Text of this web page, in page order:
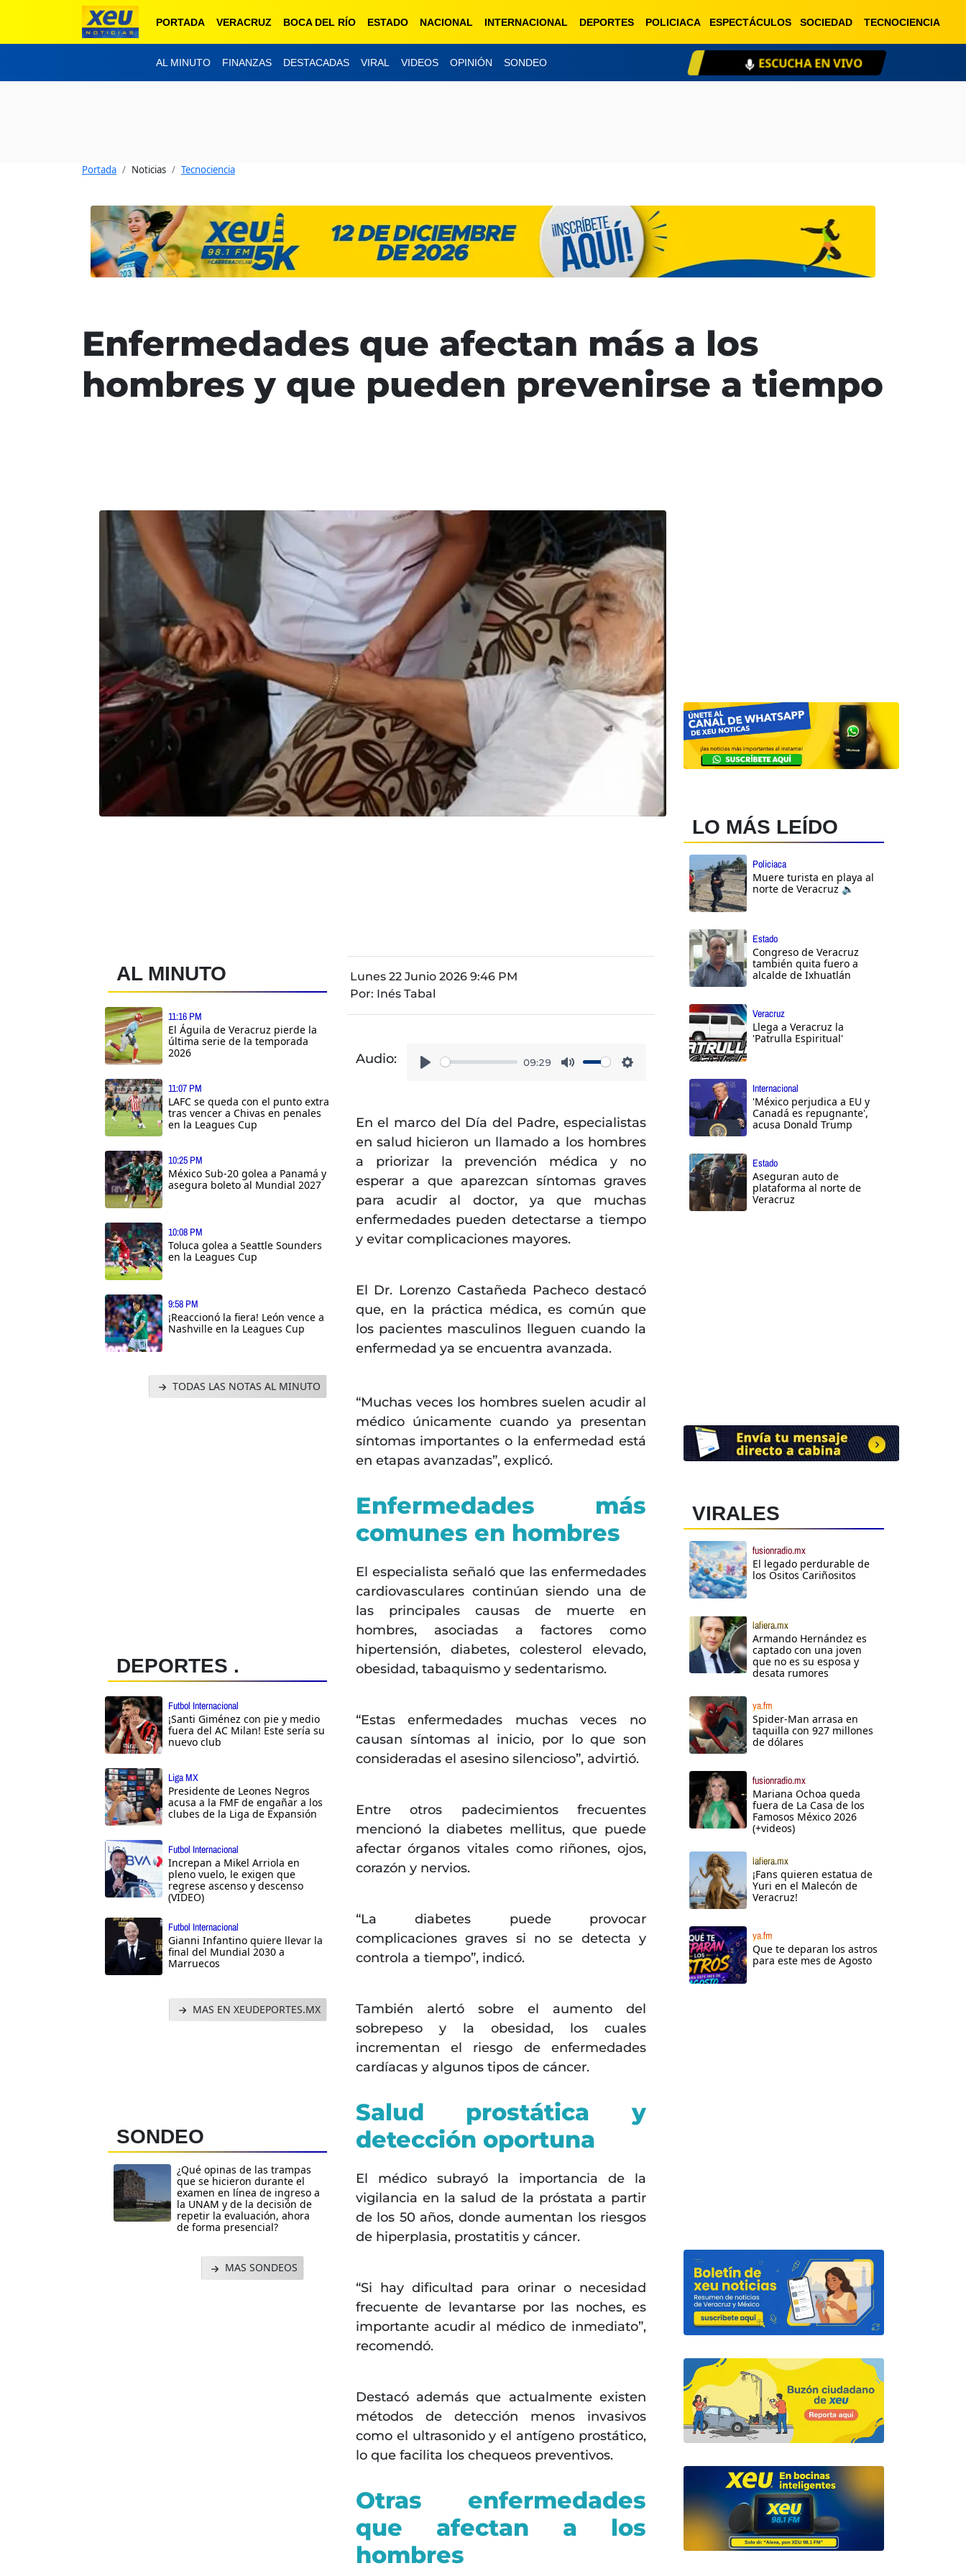
PORTADA VERACRUZ BOCA DEL RÍO ESTADO NACIONAL INTERNACIONAL DEPORTES POLICIACA ESPECTÁCULOS SOCIEDAD TECNOCIENCIA
AL MINUTO FINANZAS DESTACADAS VIRAL VIDEOS OPINIÓN SONDEO ESCUCHA EN VIVO
Portada Noticias Tecnociencia
Enfermedades que afectan más a los
hombres y que pueden prevenirse a tiempo
AL MINUTO
11:16 PM
El Águila de Veracruz pierde la
última serie de la temporada
2026
11:07 PM
LAFC se queda con el punto extra
tras vencer a Chivas en penales
en la Leagues Cup
10:25 PM
México Sub-20 golea a Panamá y
asegura boleto al Mundial 2027
10:08 PM
Toluca golea a Seattle Sounders
en la Leagues Cup
9:58 PM
¡Reaccionó la fiera! León vence a
Nashville en la Leagues Cup
TODAS LAS NOTAS AL MINUTO
DEPORTES .
Futbol Internacional
¡Santi Giménez con pie y medio
fuera del AC Milan! Este sería su
nuevo club
Liga MX
Presidente de Leones Negros
acusa a la FMF de engañar a los
clubes de la Liga de Expansión
Futbol Internacional
Increpan a Mikel Arriola en
pleno vuelo, le exigen que
regrese ascenso y descenso
(VIDEO)
Futbol Internacional
Gianni Infantino quiere llevar la
final del Mundial 2030 a
Marruecos
MAS EN XEUDEPORTES.MX
SONDEO
¿Qué opinas de las trampas
que se hicieron durante el
examen en línea de ingreso a
la UNAM y de la decisión de
repetir la evaluación, ahora
de forma presencial?
MAS SONDEOS
Lunes 22 Junio 2026 9:46 PM
Por: Inés Tabal
Audio:
09:29
En el marco del Día del Padre, especialistas
en salud hicieron un llamado a los hombres
a priorizar la prevención médica y no
esperar a que aparezcan síntomas graves
para acudir al doctor, ya que muchas
enfermedades pueden detectarse a tiempo
y evitar complicaciones mayores.
El Dr. Lorenzo Castañeda Pacheco destacó
que, en la práctica médica, es común que
los pacientes masculinos lleguen cuando la
enfermedad ya se encuentra avanzada.
“Muchas veces los hombres suelen acudir al
médico únicamente cuando ya presentan
síntomas importantes o la enfermedad está
en etapas avanzadas”, explicó.
Enfermedades más
comunes en hombres
El especialista señaló que las enfermedades
cardiovasculares continúan siendo una de
las principales causas de muerte en
hombres, asociadas a factores como
hipertensión, diabetes, colesterol elevado,
obesidad, tabaquismo y sedentarismo.
“Estas enfermedades muchas veces no
causan síntomas al inicio, por lo que son
consideradas el asesino silencioso”, advirtió.
Entre otros padecimientos frecuentes
mencionó la diabetes mellitus, que puede
afectar órganos vitales como riñones, ojos,
corazón y nervios.
“La diabetes puede provocar
complicaciones graves si no se detecta y
controla a tiempo”, indicó.
También alertó sobre el aumento del
sobrepeso y la obesidad, los cuales
incrementan el riesgo de enfermedades
cardíacas y algunos tipos de cáncer.
Salud prostática y
detección oportuna
El médico subrayó la importancia de la
vigilancia en la salud de la próstata a partir
de los 50 años, donde aumentan los riesgos
de hiperplasia, prostatitis y cáncer.
“Si hay dificultad para orinar o necesidad
frecuente de levantarse por las noches, es
importante acudir al médico de inmediato”,
recomendó.
Destacó además que actualmente existen
métodos de detección menos invasivos
como el ultrasonido y el antígeno prostático,
lo que facilita los chequeos preventivos.
Otras enfermedades
que afectan a los
hombres
LO MÁS LEÍDO
Policiaca
Muere turista en playa al
norte de Veracruz 🔈
Estado
Congreso de Veracruz
también quita fuero a
alcalde de Ixhuatlán
Veracruz
Llega a Veracruz la
'Patrulla Espiritual'
Internacional
'México perjudica a EU y
Canadá es repugnante',
acusa Donald Trump
Estado
Aseguran auto de
plataforma al norte de
Veracruz
VIRALES
fusionradio.mx
El legado perdurable de
los Ositos Cariñositos
lafiera.mx
Armando Hernández es
captado con una joven
que no es su esposa y
desata rumores
ya.fm
Spider-Man arrasa en
taquilla con 927 millones
de dólares
fusionradio.mx
Mariana Ochoa queda
fuera de La Casa de los
Famosos México 2026
(+videos)
lafiera.mx
¡Fans quieren estatua de
Yuri en el Malecón de
Veracruz!
ya.fm
Que te deparan los astros
para este mes de Agosto